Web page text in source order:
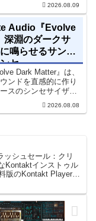
2026.08.09
Audio『Evolve
深淵のダークサ
鳴らせるサンプ
セ
Dark Matter』は、
ンドを直感的に作り
スのシンセサイザー
アトモスフェリッ
ティック作品に適し
2026.08.08
ッシュセール：クリ
Kontaktインストゥル
版のKontakt Playerで